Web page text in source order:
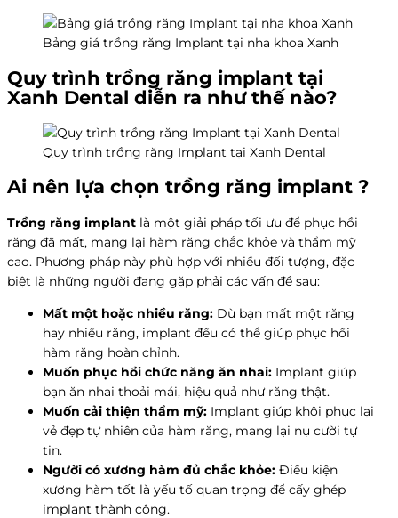
Bảng giá trồng răng Implant tại nha khoa Xanh
Quy trình trồng răng implant tại
Xanh Dental diễn ra như thế nào?
Quy trình trồng răng Implant tại Xanh Dental
Ai nên lựa chọn trồng răng implant ?
Trồng răng implant là một giải pháp tối ưu để phục hồi
răng đã mất, mang lại hàm răng chắc khỏe và thẩm mỹ
cao. Phương pháp này phù hợp với nhiều đối tượng, đặc
biệt là những người đang gặp phải các vấn đề sau:
Mất một hoặc nhiều răng: Dù bạn mất một răng
hay nhiều răng, implant đều có thể giúp phục hồi
hàm răng hoàn chỉnh.
Muốn phục hồi chức năng ăn nhai: Implant giúp
bạn ăn nhai thoải mái, hiệu quả như răng thật.
Muốn cải thiện thẩm mỹ: Implant giúp khôi phục lại
vẻ đẹp tự nhiên của hàm răng, mang lại nụ cười tự
tin.
Người có xương hàm đủ chắc khỏe: Điều kiện
xương hàm tốt là yếu tố quan trọng để cấy ghép
implant thành công.